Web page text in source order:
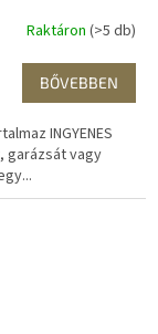
Y
E
N
S
Raktáron (>5 db)
BŐVEBBEN
INGYENES
garázsát vagy